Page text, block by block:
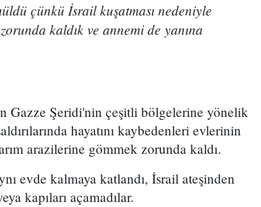
çünkü İsrail kuşatması nedeniyle
kaldık ve annemi de yanına
Gazze Şeridi'nin çeşitli bölgelerine yönelik
hayatını kaybedenleri evlerinin
arazilerine gömmek zorunda kaldı.
evde kalmaya katlandı, İsrail ateşinden
kapıları açamadılar.